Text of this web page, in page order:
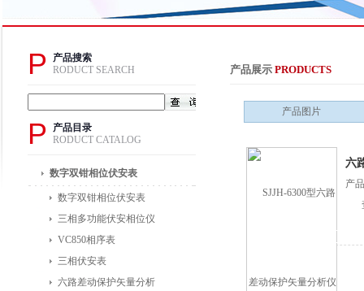
P
产品搜索
RODUCT SEARCH
P
产品目录
RODUCT CATALOG
数字双钳相位伏安表
数字双钳相位伏安表
三相多功能伏安相位仪
VC850相序表
三相伏安表
六路差动保护矢量分析
产品展示 PRODUCTS
产品图片
六
产